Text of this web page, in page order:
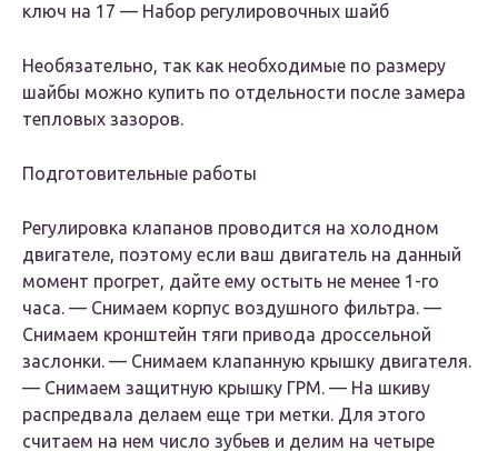
ключ на 17 — Набор регулировочных шайб
Необязательно, так как необходимые по размеру
шайбы можно купить по отдельности после замера
тепловых зазоров.
Подготовительные работы
Регулировка клапанов проводится на холодном
двигателе, поэтому если ваш двигатель на данный
момент прогрет, дайте ему остыть не менее 1-го
часа. — Снимаем корпус воздушного фильтра. —
Снимаем кронштейн тяги привода дроссельной
заслонки. — Снимаем клапанную крышку двигателя.
— Снимаем защитную крышку ГРМ. — На шкиву
распредвала делаем еще три метки. Для этого
считаем на нем число зубьев и делим на четыре